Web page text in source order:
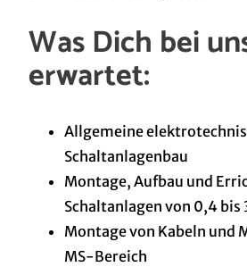
Was Dich bei
erwartet:
Allgemeine
Schaltanlagenbau
Montage, Aufbau und
Schaltanlagen von 0,4 bis
Montage von Kabeln und
MS-Bereich